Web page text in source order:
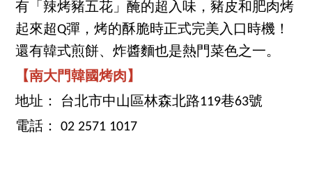
有「辣烤豬五花」醃的超入味，豬皮和肥肉烤
起來超Q彈，烤的酥脆時正式完美入口時機！
還有韓式煎餅、炸醬麵也是熱門菜色之一。
【南大門韓國烤肉】
地址： 台北市中山區林森北路119巷63號
電話： 02 2571 1017